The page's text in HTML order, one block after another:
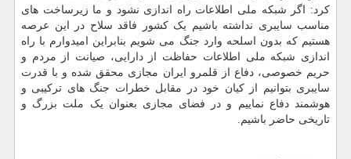
کرد: اگر شبکه ملی اطلاعات راه اندازی نشود و ما زیرساخت های
مناسب سایبری نداشته باشیم یک کشور فاقد سلاح در این عرصه
هستیم که بدون اسلحه وارد جنگ می شویم بنابراین امیدوارم با راه
اندازی شبکه ملی اطلاعات حفاظت از دارایی، صیانت از مردم و
حریم خصوصی، دفاع از قلمرو ایران مجازی محقق شده و با قدرت
سایبری بتوانیم از کیان خود در مقابل خطرات جنگ های ترکیبی و
هوشمند دفاع نماییم و در فضای مجازی بعنوان یک ملت بزرگ و
تاریخی حاضر باشیم.